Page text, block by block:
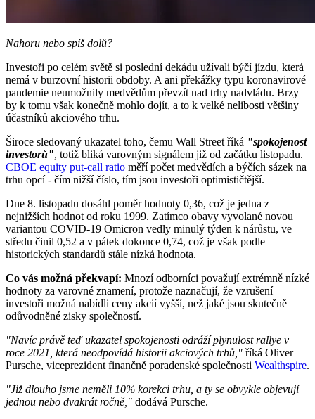
Nahoru nebo spíš dolů?
Investoři po celém světě si poslední dekádu užívali býčí jízdu, která
nemá v burzovní historii obdoby. A ani překážky typu koronavirové
pandemie neumožnily medvědům převzít nad trhy nadvládu. Brzy
by k tomu však konečně mohlo dojít, a to k velké nelibosti většiny
účastníků akciového trhu.
Široce sledovaný ukazatel toho, čemu Wall Street říká "spokojenost
investorů", totiž bliká varovným signálem již od začátku listopadu.
CBOE equity put-call ratio měří počet medvědích a býčích sázek na
trhu opcí - čím nižší číslo, tím jsou investoři optimističtější.
Dne 8. listopadu dosáhl poměr hodnoty 0,36, což je jedna z
nejnižších hodnot od roku 1999. Zatímco obavy vyvolané novou
variantou COVID-19 Omicron vedly minulý týden k nárůstu, ve
středu činil 0,52 a v pátek dokonce 0,74, což je však podle
historických standardů stále nízká hodnota.
Co vás možná překvapí: Mnozí odborníci považují extrémně nízké
hodnoty za varovné znamení, protože naznačují, že vzrušení
investoři možná nabídli ceny akcií vyšší, než jaké jsou skutečně
odůvodněné zisky společností.
"Navíc právě teď ukazatel spokojenosti odráží plynulost rallye v
roce 2021, která neodpovídá historii akciových trhů," říká Oliver
Pursche, viceprezident finančně poradenské společnosti Wealthspire.
"Již dlouho jsme neměli 10% korekci trhu, a ty se obvykle objevují
jednou nebo dvakrát ročně," dodává Pursche.